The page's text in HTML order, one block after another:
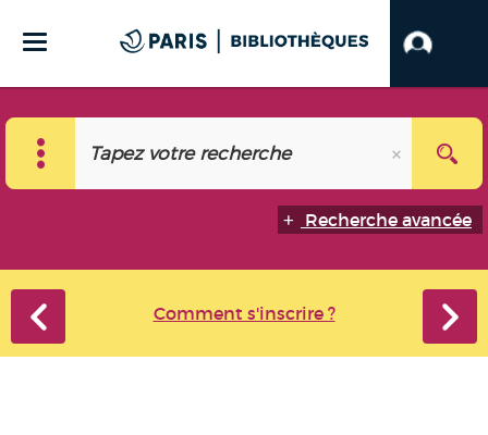
Recherche avancée
Comment s'inscrire ?